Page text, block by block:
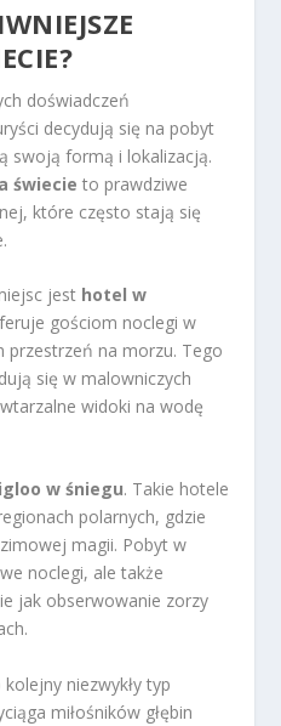
doświadczeń
decydują się na pobyt
swoją formą i lokalizacją.
świecie to prawdziwe
które często stają się
jest hotel w
gościom noclegi w
przestrzeń na morzu. Tego
się w malowniczych
widoki na wodę
igloo w śniegu. Takie hotele
polarnych, gdzie
magii. Pobyt w
noclegi, ale także
jak obserwowanie zorzy
niezwykły typ
miłośników głębin